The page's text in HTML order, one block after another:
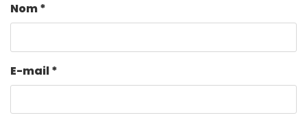
Nom*
E-mail*